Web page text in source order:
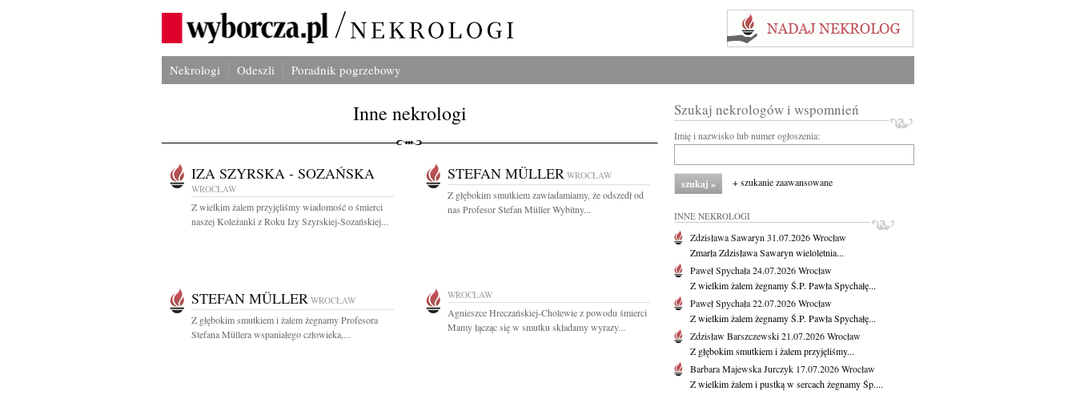
Nekrologi Odeszli Poradnik pogrzebowy
Inne nekrologi
IZA SZYRSKA - SOZAŃSKA
WROCŁAW
Z wielkim żalem przyjęliśmy wiadomość o śmierci
naszej Koleżanki z Roku Izy Szyrskiej-Sozańskiej...
STEFAN MÜLLER WROCŁAW
Z głębokim smutkiem zawiadamiamy, że odszedł od
nas Profesor Stefan Müller Wybitny...
STEFAN MÜLLER WROCŁAW
Z głębokim smutkiem i żalem żegnamy Profesora
Stefana Müllera wspaniałego człowieka,...
WROCŁAW
Agnieszce Hreczańskiej-Cholewie z powodu śmierci
Mamy łącząc się w smutku składamy wyrazy...
Szukaj nekrologów i wspomnień
Imię i nazwisko lub numer ogłoszenia:
+ szukanie zaawansowane
INNE NEKROLOGI
Zdzisława Sawaryn 31.07.2026Wrocław
Zmarła Zdzisława Sawaryn wieloletnia...
Paweł Spychała24.07.2026Wrocław
Z wielkim żalem żegnamy Ś.P. Pawła Spychałę...
Paweł Spychała22.07.2026Wrocław
Z wielkim żalem żegnamy Ś.P. Pawła Spychałę...
Zdzisław Barszczewski21.07.2026Wrocław
Z głębokim smutkiem i żalem przyjęliśmy...
Barbara Majewska Jurczyk 17.07.2026Wrocław
Z wielkim żalem i pustką w sercach żegnamy Śp....